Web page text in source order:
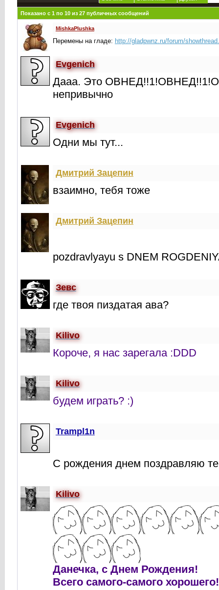
Показано с 1 по 10из 27публичных сообщений
MishkaPlushka
Перемены на гладе: http://gladpwnz.ru/forum/
Evgenich
Дааа. Это
непривычно
Evgenich
Одни мы тут...
Дмитрий Зацепин
взаимно, тебя тоже
Дмитрий Зацепин
pozdravlyayu s DNEM
Зевс
где твоя пиздатая ава?
Kilivo
Короче, я нас зарегала :DDD
Kilivo
будем играть? :)
Trampl1n
С рождения днем поздравляю
Kilivo
Данечка, с Днем Рождения!
Всего самого-самого хорошего!